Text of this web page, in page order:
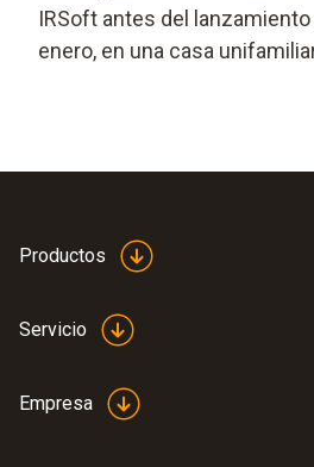
IRSoft antes del
enero, en una casa
Productos
Servicio
Empresa